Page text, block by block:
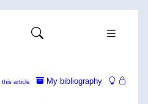
My bibliography
this article